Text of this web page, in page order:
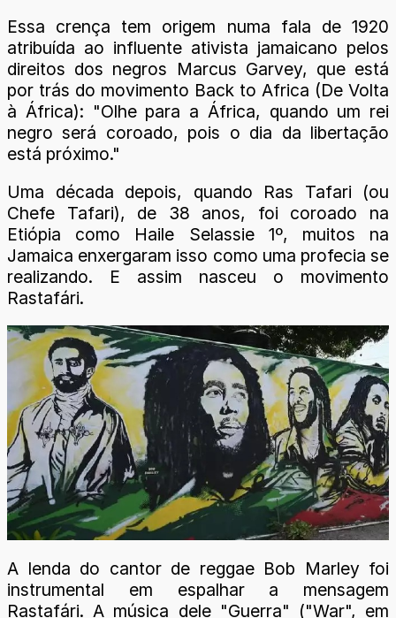
Essa crença tem origem numa fala de 1920
atribuída ao influente ativista jamaicano pelos
direitos dos negros Marcus Garvey, que está
por trás do movimento Back to Africa (De Volta
à África): "Olhe para a África, quando um rei
negro será coroado, pois o dia da libertação
está próximo."
Uma década depois, quando Ras Tafari (ou
Chefe Tafari), de 38 anos, foi coroado na
Etiópia como Haile Selassie 1º, muitos na
Jamaica enxergaram isso como uma profecia se
realizando. E assim nasceu o movimento
Rastafári.
A lenda do cantor de reggae Bob Marley foi
instrumental em espalhar a mensagem
Rastafári. A música dele "Guerra" ("War", em